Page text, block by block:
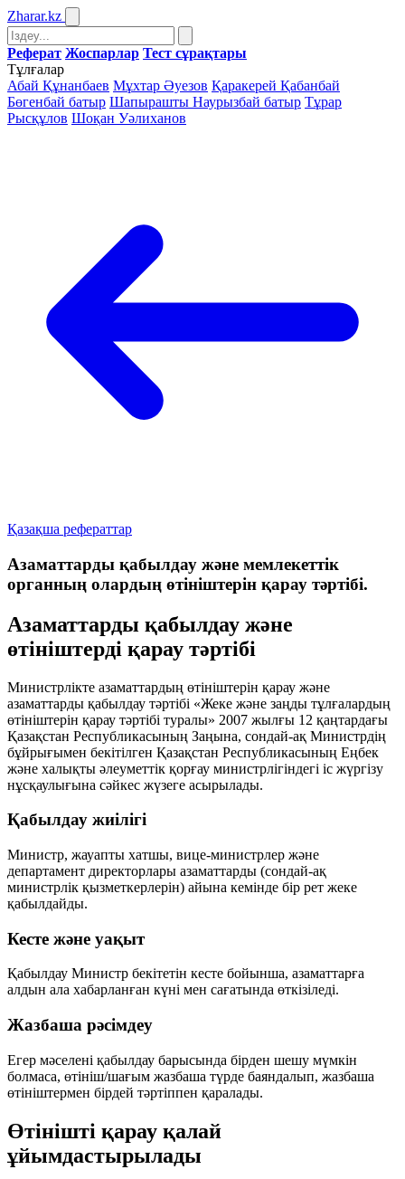
Zharar.kz
Реферат Жоспарлар Тест сұрақтары
Тұлғалар
Абай Құнанбаев Мұхтар Әуезов Қаракерей Қабанбай
Бөгенбай батыр Шапырашты Наурызбай батыр Тұрар
Рысқұлов Шоқан Уәлиханов
Қазақша рефераттар
Азаматтарды қабылдау және мемлекеттік
органның олардың өтініштерін қарау тәртібі.
Азаматтарды қабылдау және
өтініштерді қарау тәртібі
Министрлікте азаматтардың өтініштерін қарау және
азаматтарды қабылдау тәртібі «Жеке және заңды тұлғалардың
өтініштерін қарау тәртібі туралы» 2007 жылғы 12 қаңтардағы
Қазақстан Республикасының Заңына, сондай-ақ Министрдің
бұйрығымен бекітілген Қазақстан Республикасының Еңбек
және халықты әлеуметтік қорғау министрлігіндегі іс жүргізу
нұсқаулығына сәйкес жүзеге асырылады.
Қабылдау жиілігі
Министр, жауапты хатшы, вице-министрлер және
департамент директорлары азаматтарды (сондай-ақ
министрлік қызметкерлерін) айына кемінде бір рет жеке
қабылдайды.
Кесте және уақыт
Қабылдау Министр бекітетін кесте бойынша, азаматтарға
алдын ала хабарланған күні мен сағатында өткізіледі.
Жазбаша рәсімдеу
Егер мәселені қабылдау барысында бірден шешу мүмкін
болмаса, өтініш/шағым жазбаша түрде баяндалып, жазбаша
өтініштермен бірдей тәртіппен қаралады.
Өтінішті қарау қалай
ұйымдастырылады